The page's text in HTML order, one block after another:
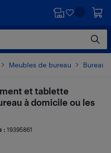
Meubles de bureau
et tablette
à domicile ou les
: 19395861